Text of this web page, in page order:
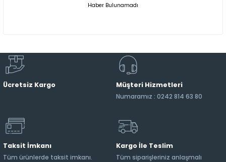
Haber Bulunamadı
Ücretsiz Kargo Müşteri Hizmetleri
Numaramız : 0242 814 63 80
Taksit İmkanı
Tüm ürünlerde taksit imkanı.
Kargo İle Teslim
Tüm siparişleriniz anlaşmalı